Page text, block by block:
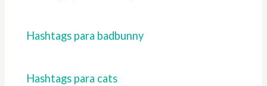
Hashtags para badbunny
Hashtags para cats